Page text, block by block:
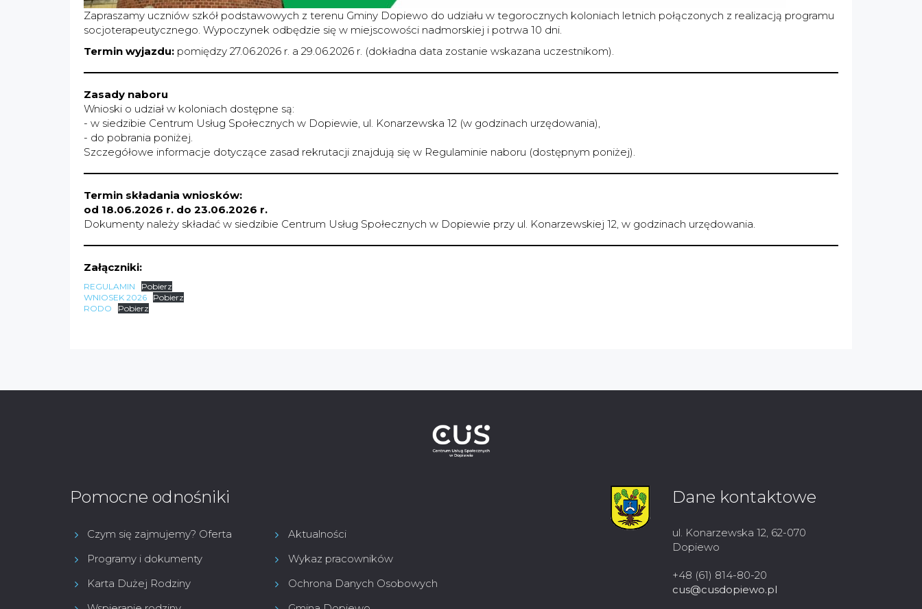
Zapraszamy uczniów szkół podstawowych z terenu Gminy Dopiewo do udziału w tegorocznych koloniach letnich połączonych z realizacją programu
socjoterapeutycznego. Wypoczynek odbędzie się w miejscowości nadmorskiej i potrwa 10 dni.
Termin wyjazdu: pomiędzy 27.06.2026 r. a 29.06.2026 r. (dokładna data zostanie wskazana uczestnikom).
Zasady naboru
Wnioski o udział w koloniach dostępne są:
- w siedzibie Centrum Usług Społecznych w Dopiewie, ul. Konarzewska 12 (w godzinach urzędowania),
- do pobrania poniżej.
Szczegółowe informacje dotyczące zasad rekrutacji znajdują się w Regulaminie naboru (dostępnym poniżej).
Termin składania wniosków:
od 18.06.2026 r. do 23.06.2026 r.
Dokumenty należy składać w siedzibie Centrum Usług Społecznych w Dopiewie przy ul. Konarzewskiej 12, w godzinach urzędowania.
Załączniki:
REGULAMIN
Pobierz
WNIOSEK 2026
Pobierz
RODO
Pobierz
Pomocne odnośniki
Czym się zajmujemy? Oferta
Programy i dokumenty
Karta Dużej Rodziny
Aktualności
Wykaz pracowników
Ochrona Danych Osobowych
Dane kontaktowe
ul. Konarzewska 12, 62-070
Dopiewo
+48 (61) 814-80-20
cus@cusdopiewo.pl